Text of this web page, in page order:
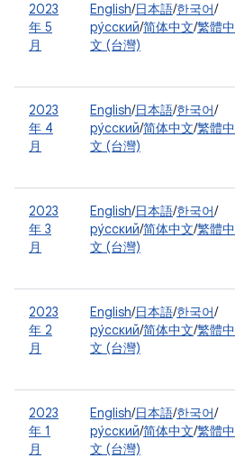
2023
年 5
月
English/日本語/한국어/
ру́сский/简体中文/繁體中
文 (台灣)
2023
年 4
月
English/日本語/한국어/
ру́сский/简体中文/繁體中
文 (台灣)
2023
年 3
月
English/日本語/한국어/
ру́сский/简体中文/繁體中
文 (台灣)
2023
年 2
月
English/日本語/한국어/
ру́сский/简体中文/繁體中
文 (台灣)
2023
年 1
月
English/日本語/한국어/
ру́сский/简体中文/繁體中
文 (台灣)